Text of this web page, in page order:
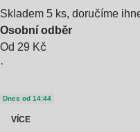
Skladem 5 ks, doručíme
Osobní odběr
Od 29 Kč
·
Dnes od 14:44
VÍCE